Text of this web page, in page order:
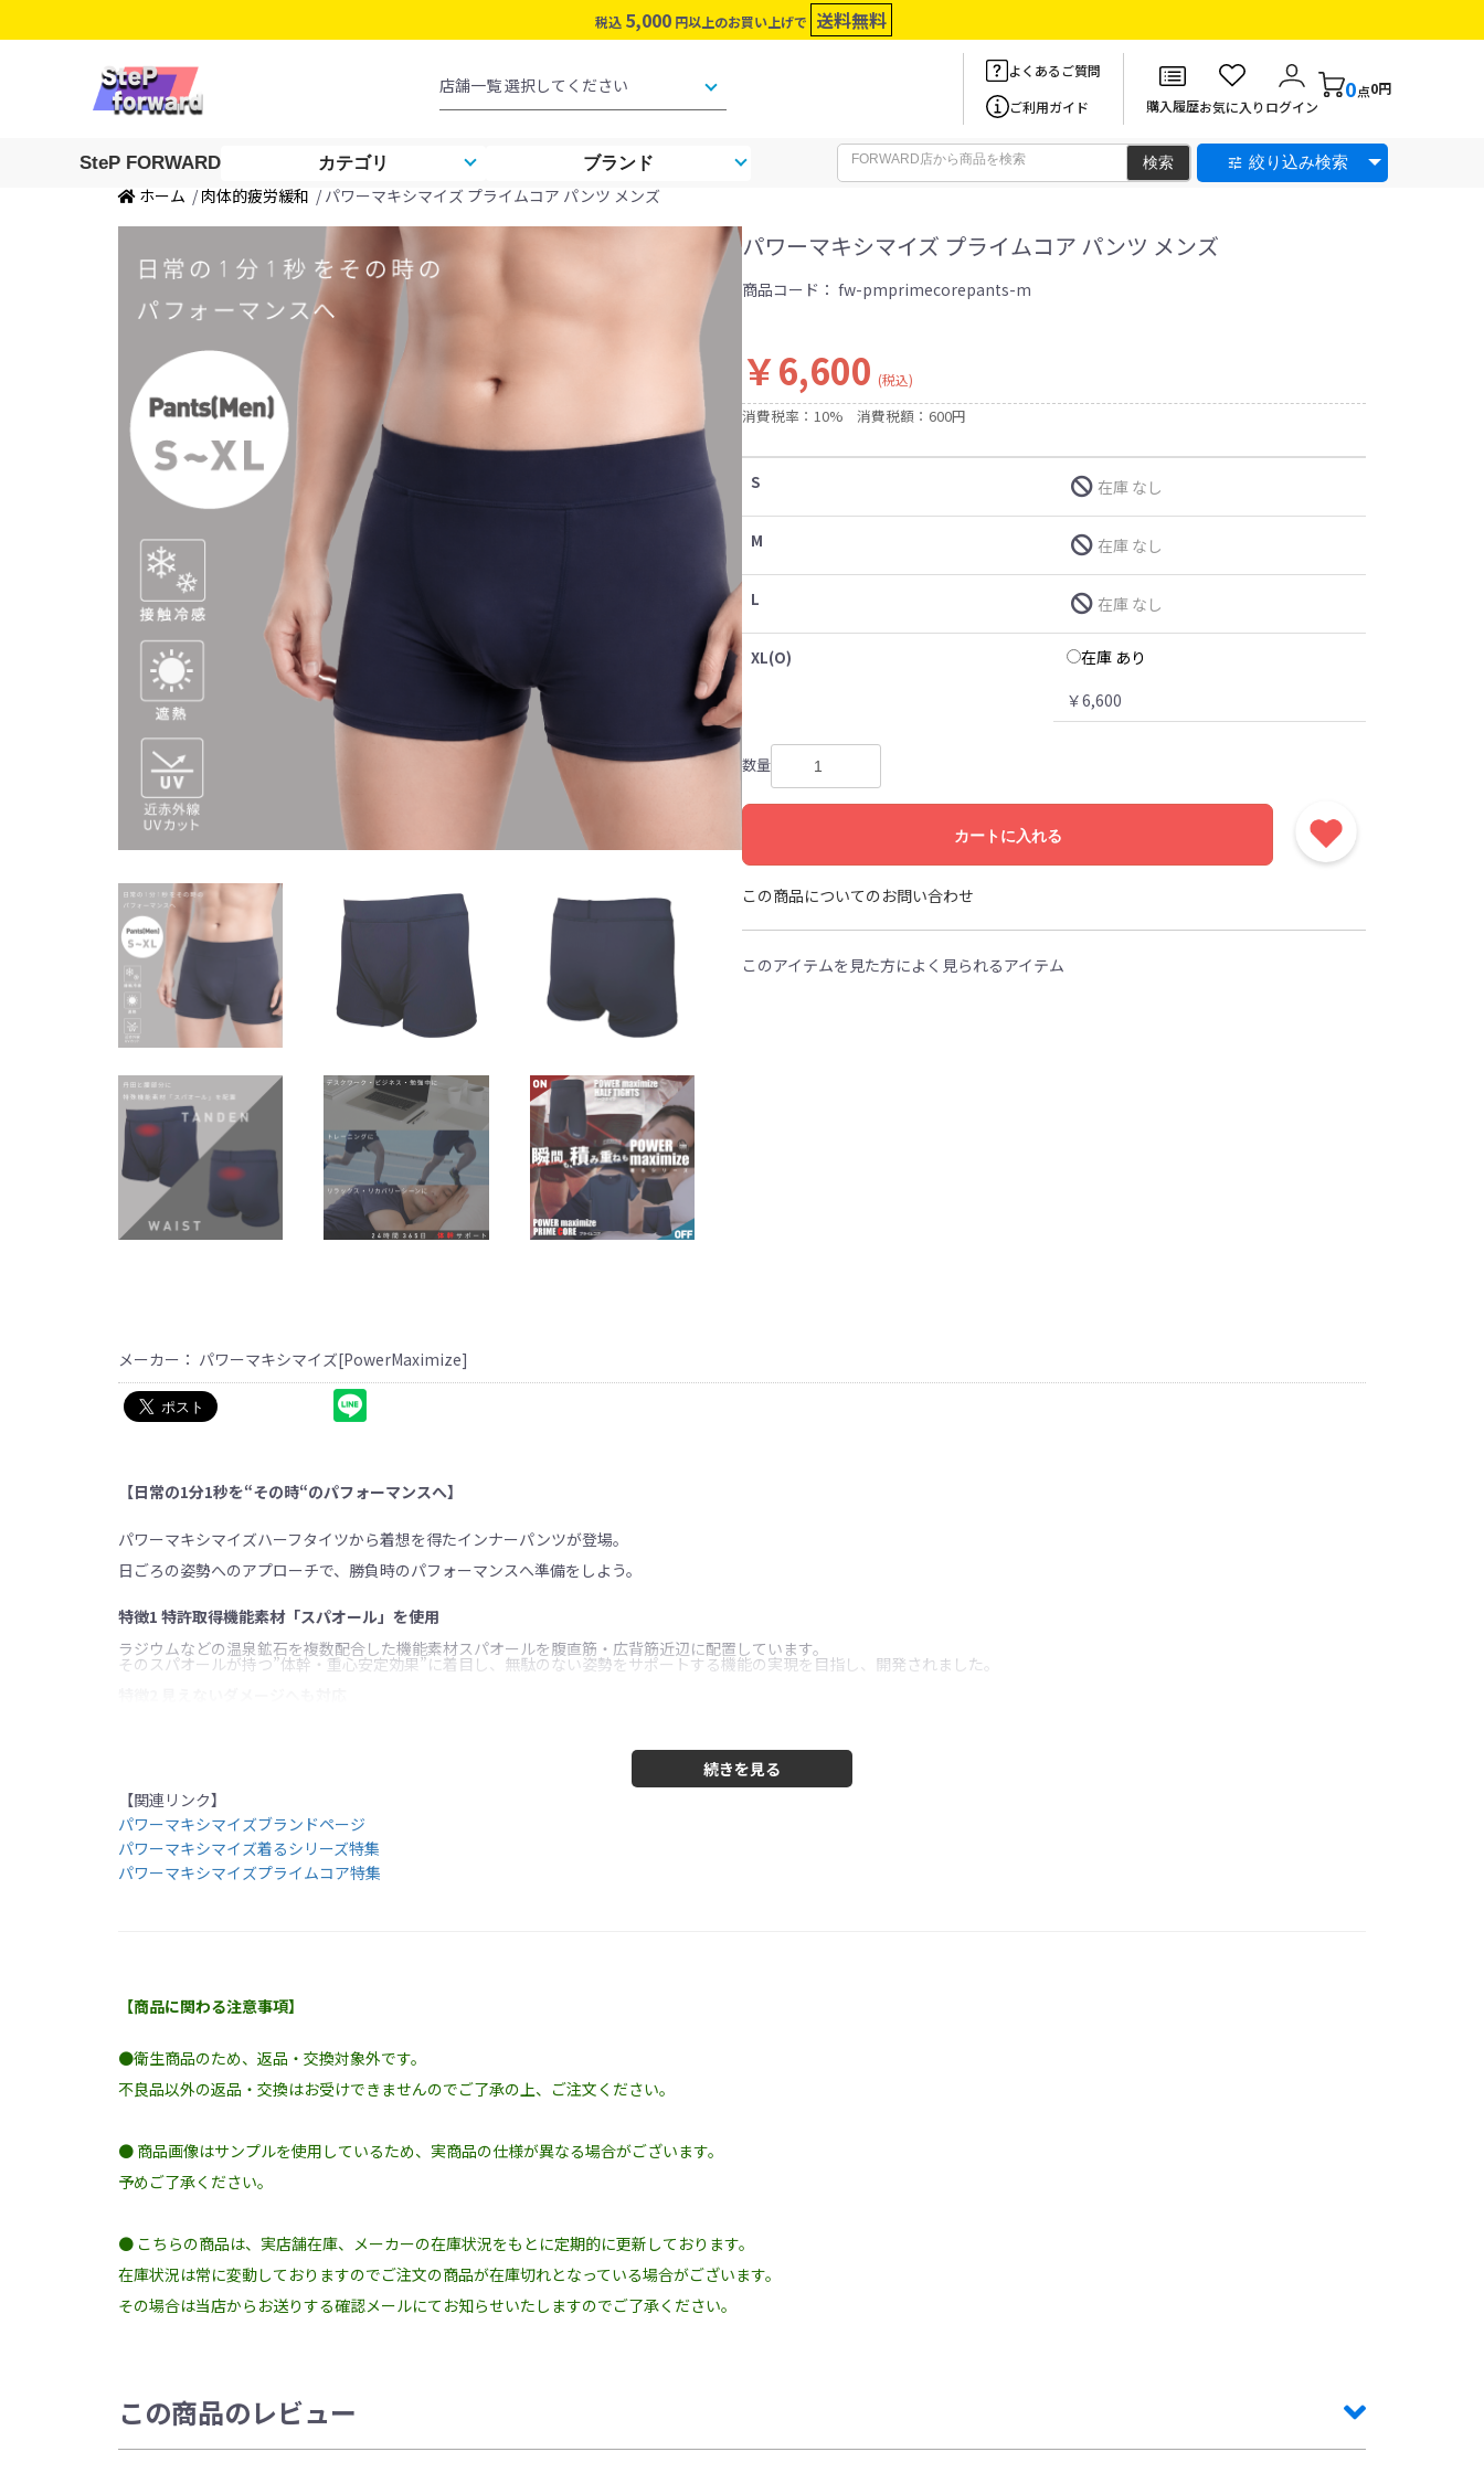
税込 5,000 円以上のお買い上げで 送料無料
よくあるご質問
ご利用ガイド
購入履歴お気に入りログイン
0点0円
SteP FORWARD カテゴリ ブランド 絞り込み検索
ホーム / 肉体的疲労緩和 / パワーマキシマイズ プライムコア パンツ メンズ
パワーマキシマイズ プライムコア パンツ メンズ
商品コード： fw-pmprimecorepants-m
￥6,600 (税込)
消費税率：10% 消費税額：600円
S 在庫 なし
M 在庫 なし
L 在庫 なし
XL(O)
在庫 あり
￥6,600
数量
カートに入れる
この商品についてのお問い合わせ
このアイテムを見た方によく見られるアイテム
メーカー： パワーマキシマイズ[PowerMaximize]
【日常の1分1秒を“その時“のパフォーマンスへ】
パワーマキシマイズハーフタイツから着想を得たインナーパンツが登場。
日ごろの姿勢へのアプローチで、勝負時のパフォーマンスへ準備をしよう。
特徴1 特許取得機能素材「スパオール」を使用
ラジウムなどの温泉鉱石を複数配合した機能素材スパオールを腹直筋・広背筋近辺に配置しています。
そのスパオールが持つ”体幹・重心安定効果”に着目し、無駄のない姿勢をサポートする機能の実現を目指し、開発されました。
姿勢へアプローチをしながらも締め付けなどの不自然な着心地ではなく、いつでも着られる自然な着用感を目指して設計されています。
【サイズ】※ウェストサイズ
Sサイズ 68cm-76cm
Mサイズ 76cm-84cm
Lサイズ 84cm-94cm
【お取り扱いについて】
長く快適にご使用いただくため、手洗いを推奨しております。
洗濯機をご使用の場合は、裏返したうえで洗濯ネットをご使用ください。
乾燥機のご使用はお避けください。
【関連リンク】
パワーマキシマイズブランドページ
パワーマキシマイズ着るシリーズ特集
パワーマキシマイズプライムコア特集
【商品に関わる注意事項】
●衛生商品のため、返品・交換対象外です。
不良品以外の返品・交換はお受けできませんのでご了承の上、ご注文ください。
● 商品画像はサンプルを使用しているため、実商品の仕様が異なる場合がございます。
予めご了承ください。
● こちらの商品は、実店舗在庫、メーカーの在庫状況をもとに定期的に更新しております。
在庫状況は常に変動しておりますのでご注文の商品が在庫切れとなっている場合がございます。
その場合は当店からお送りする確認メールにてお知らせいたしますのでご了承ください。
この商品のレビュー